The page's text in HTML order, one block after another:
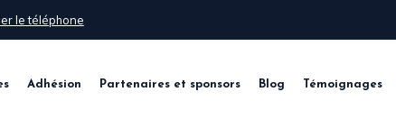
le téléphone
Adhésion Partenaires et sponsors Blog Témoignages